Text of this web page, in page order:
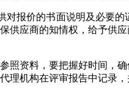
报价的书面说明及必要
供应商的知情权，给予供
照资料，要把握好时间，
理机构在评审报告中记录